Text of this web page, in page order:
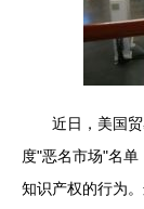
近日，美国
度"恶名市场"名
知识产权的行为